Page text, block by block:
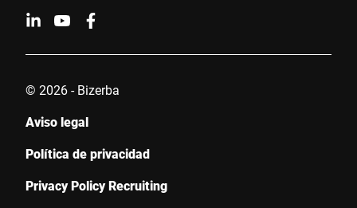
© 2026 - Bizerba
Aviso legal
Política de privacidad
Privacy Policy Recruiting